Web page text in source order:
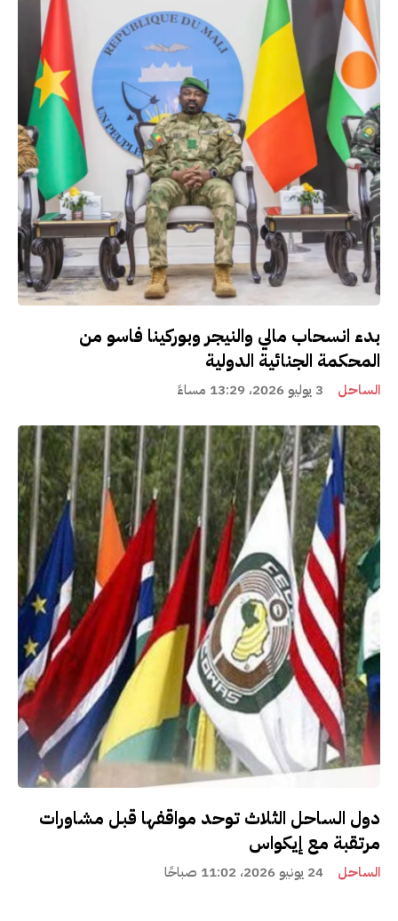
بدء انسحاب مالي والنيجر وبوركينا فاسو من
المحكمة الجنائية الدولية
الساحل 3 يوليو 2026، 13:29 مساءً
دول الساحل الثلاث توحد مواقفها قبل مشاورات
مرتقبة مع إيكواس
الساحل 24 يونيو 2026، 11:02 صباحًا